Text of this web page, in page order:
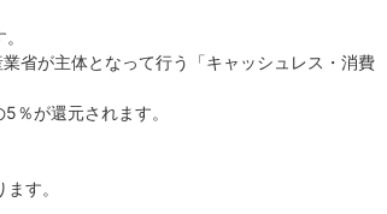
省が主体となって行う「キャッシュレス・消費
％が還元されます。
す。